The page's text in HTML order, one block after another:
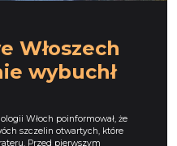
Włoszech
wybuchł
Włoch poinformował, że
szczelin otwartych, które
Przed pierwszym